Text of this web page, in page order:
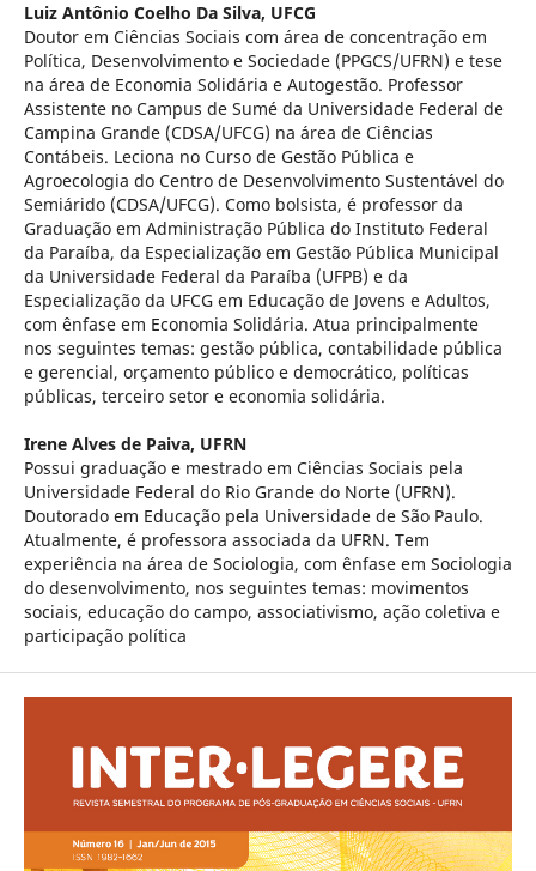
Luiz Antônio Coelho Da Silva, UFCG
Doutor em Ciências Sociais com área de concentração em
Política, Desenvolvimento e Sociedade (PPGCS/UFRN) e tese
na área de Economia Solidária e Autogestão. Professor
Assistente no Campus de Sumé da Universidade Federal de
Campina Grande (CDSA/UFCG) na área de Ciências
Contábeis. Leciona no Curso de Gestão Pública e
Agroecologia do Centro de Desenvolvimento Sustentável do
Semiárido (CDSA/UFCG). Como bolsista, é professor da
Graduação em Administração Pública do Instituto Federal
da Paraíba, da Especialização em Gestão Pública Municipal
da Universidade Federal da Paraíba (UFPB) e da
Especialização da UFCG em Educação de Jovens e Adultos,
com ênfase em Economia Solidária. Atua principalmente
nos seguintes temas: gestão pública, contabilidade pública
e gerencial, orçamento público e democrático, políticas
públicas, terceiro setor e economia solidária.
Irene Alves de Paiva, UFRN
Possui graduação e mestrado em Ciências Sociais pela
Universidade Federal do Rio Grande do Norte (UFRN).
Doutorado em Educação pela Universidade de São Paulo.
Atualmente, é professora associada da UFRN. Tem
experiência na área de Sociologia, com ênfase em Sociologia
do desenvolvimento, nos seguintes temas: movimentos
sociais, educação do campo, associativismo, ação coletiva e
participação política